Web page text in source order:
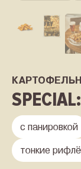
SPECIAL:
с панировкой
тонкие